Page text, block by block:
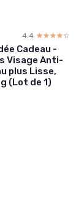
4.4 ☆☆☆☆☆
★★★★★
Cadeau -
Visage Anti-
plus Lisse,
(Lot de 1)